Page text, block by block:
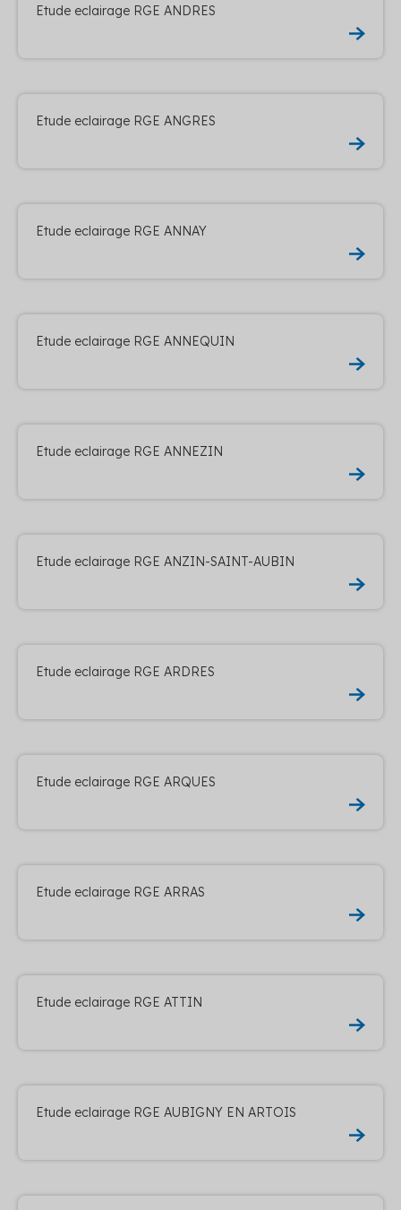
Etude eclairage RGE ANDRES
Etude eclairage RGE ANGRES
Etude eclairage RGE ANNAY
Etude eclairage RGE ANNEQUIN
Etude eclairage RGE ANNEZIN
Etude eclairage RGE ANZIN-SAINT-AUBIN
Etude eclairage RGE ARDRES
Etude eclairage RGE ARQUES
Etude eclairage RGE ARRAS
Etude eclairage RGE ATTIN
Etude eclairage RGE AUBIGNY EN ARTOIS